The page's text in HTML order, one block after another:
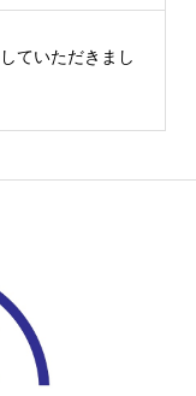
ていただきまし